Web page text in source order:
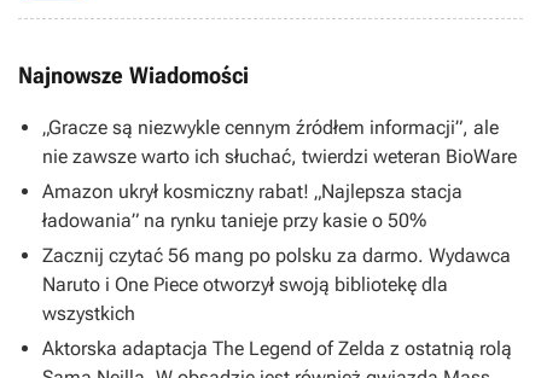
Najnowsze Wiadomości
„Gracze są niezwykle cennym źródłem informacji”, ale
nie zawsze warto ich słuchać, twierdzi weteran BioWare
Amazon ukrył kosmiczny rabat! „Najlepsza stacja
ładowania” na rynku tanieje przy kasie o 50%
Zacznij czytać 56 mang po polsku za darmo. Wydawca
Naruto i One Piece otworzył swoją bibliotekę dla
wszystkich
Aktorska adaptacja The Legend of Zelda z ostatnią rolą